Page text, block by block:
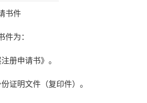
书件
件为：
册申请书》。
证明文件（复印件）。